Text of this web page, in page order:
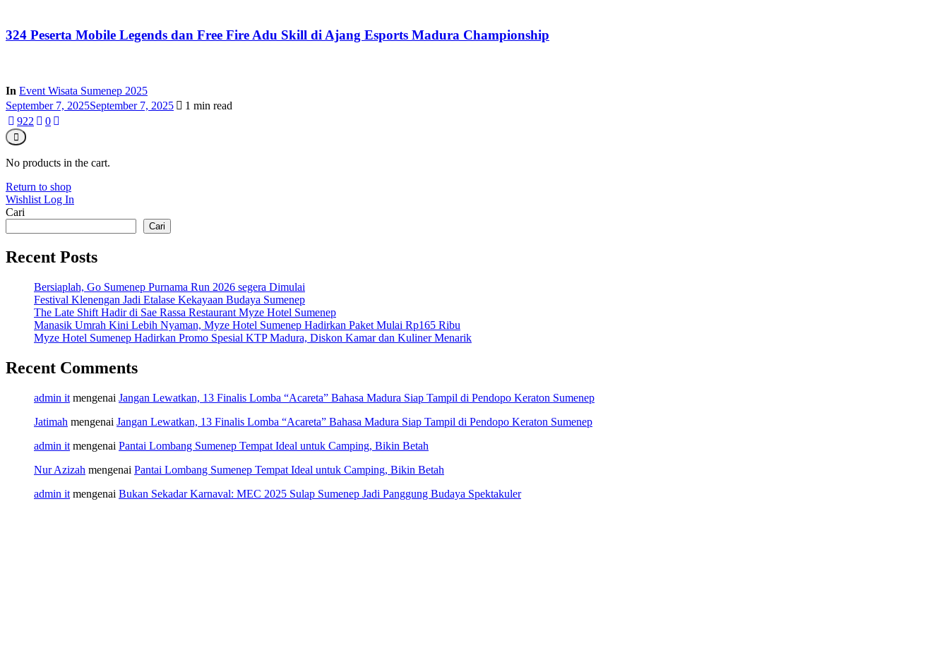
324 Peserta Mobile Legends dan Free Fire Adu Skill di Ajang Esports Madura Championship
In Event Wisata Sumenep 2025
September 7, 2025September 7, 2025
1 min read
922 0
No products in the cart.
Return to shop
Wishlist Log In
Cari
Cari
Recent Posts
Bersiaplah, Go Sumenep Purnama Run 2026 segera Dimulai
Festival Klenengan Jadi Etalase Kekayaan Budaya Sumenep
The Late Shift Hadir di Sae Rassa Restaurant Myze Hotel Sumenep
Manasik Umrah Kini Lebih Nyaman, Myze Hotel Sumenep Hadirkan Paket Mulai Rp165 Ribu
Myze Hotel Sumenep Hadirkan Promo Spesial KTP Madura, Diskon Kamar dan Kuliner Menarik
Recent Comments
admin it mengenai Jangan Lewatkan, 13 Finalis Lomba “Acareta” Bahasa Madura Siap Tampil di Pendopo Keraton Sumenep
Jatimah mengenai Jangan Lewatkan, 13 Finalis Lomba “Acareta” Bahasa Madura Siap Tampil di Pendopo Keraton Sumenep
admin it mengenai Pantai Lombang Sumenep Tempat Ideal untuk Camping, Bikin Betah
Nur Azizah mengenai Pantai Lombang Sumenep Tempat Ideal untuk Camping, Bikin Betah
admin it mengenai Bukan Sekadar Karnaval: MEC 2025 Sulap Sumenep Jadi Panggung Budaya Spektakuler